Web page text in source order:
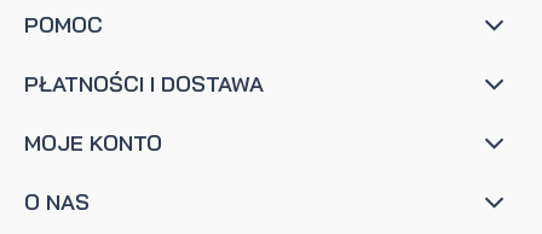
POMOC
PŁATNOŚCI I DOSTAWA
MOJE KONTO
O NAS